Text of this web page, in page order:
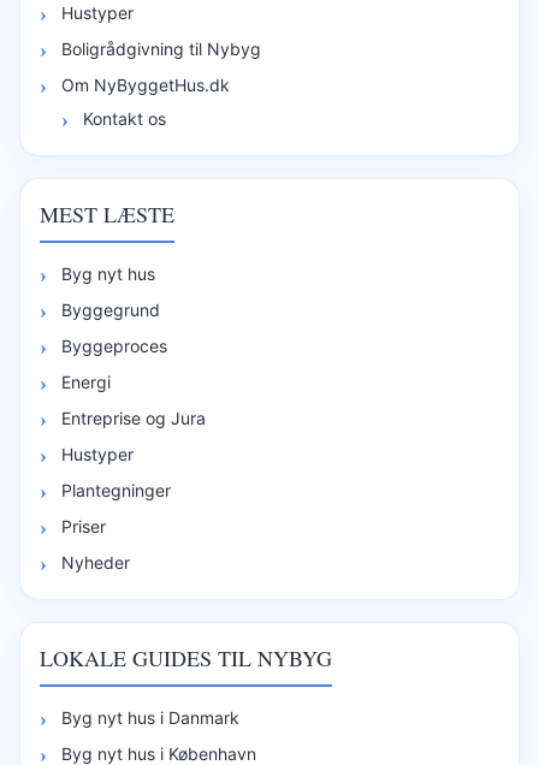
Hustyper
Boligrådgivning til Nybyg
Om NyByggetHus.dk
Kontakt os
MEST LÆSTE
Byg nyt hus
Byggegrund
Byggeproces
Energi
Entreprise og Jura
Hustyper
Plantegninger
Priser
Nyheder
LOKALE GUIDES TIL NYBYG
Byg nyt hus i Danmark
Byg nyt hus i København